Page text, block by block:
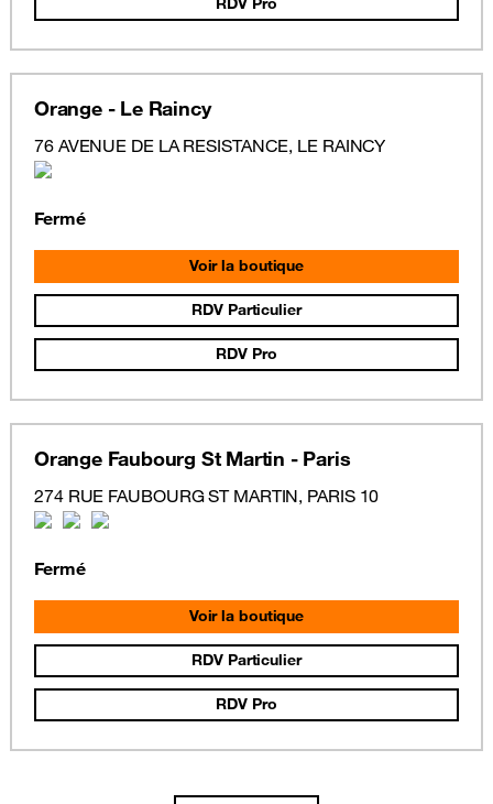
Orange - Le Raincy
76 AVENUE DE LA RESISTANCE, LE RAINCY
Fermé
Voir la boutique
RDV Particulier
RDV Pro
Orange Faubourg St Martin - Paris
274 RUE FAUBOURG ST MARTIN, PARIS 10
Fermé
Voir la boutique
RDV Particulier
RDV Pro